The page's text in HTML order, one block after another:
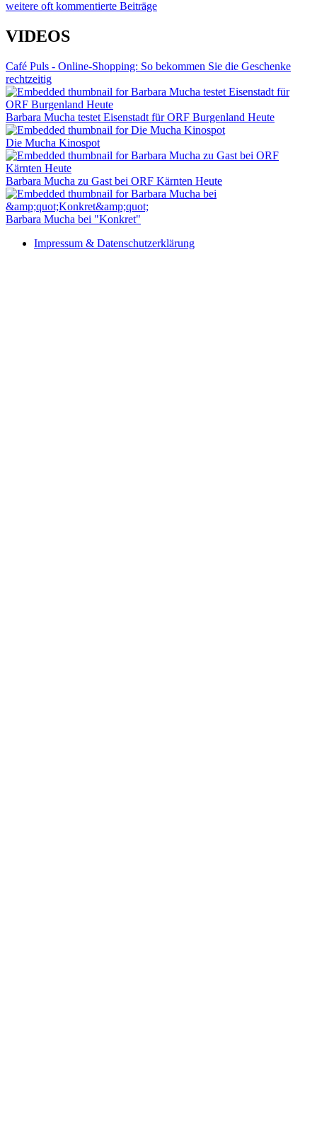
weitere oft kommentierte Beiträge
VIDEOS
Café Puls - Online-Shopping: So bekommen Sie die Geschenke
rechtzeitig
Barbara Mucha testet Eisenstadt für ORF Burgenland Heute
Die Mucha Kinospot
Barbara Mucha zu Gast bei ORF Kärnten Heute
Barbara Mucha bei "Konkret"
Impressum & Datenschutzerklärung